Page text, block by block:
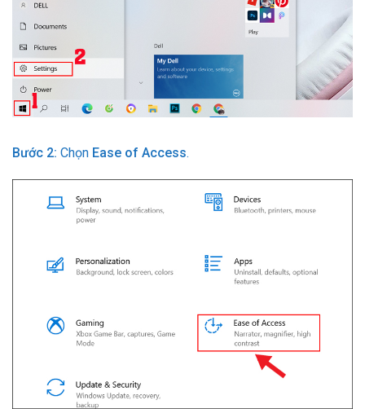
Bước 2: Chọn Ease of Access.